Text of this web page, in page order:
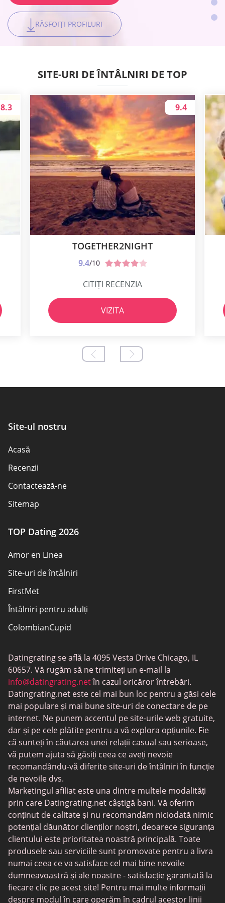
RĂSFOIȚI PROFILURI
RĂSFOIȚI PROFILURI
RĂSFOIȚI PROFILURI
SITE-URI DE ÎNTÂLNIRI DE TOP
8.3
TOGETHER2NIGHT
9.4/10
9.4
CITIȚI RECENZIA
VIZITA
Site-ul nostru
Acasă
Recenzii
Contactează-ne
Sitemap
TOP Dating 2026
Amor en Linea
Site-uri de întâlniri
FirstMet
Întâlniri pentru adulți
ColombianCupid
MeetMindful
Întâlniri BDSM
BBPeopleMeet
Site-uri Sugar Daddy
JPeopleMeet
Întâlniri trans
Întâlniri pentru seniori
MyLOL
Întâlniri gay
Întâlniri lesbiene
Site-uri de întâlniri negre
SugarDaddyMeet
LatinAmericanCupid
CatholicMatch
Datingrating se află la 4095 Vesta Drive Chicago, IL
60657. Vă rugăm să ne trimiteți un e-mail la
info@datingrating.netîn cazul oricăror întrebări.
Datingrating.net este cel mai bun loc pentru a găsi cele
mai populare și mai bune site-uri de conectare de pe
internet. Ne punem accentul pe site-urile web gratuite,
dar și pe cele plătite pentru a vă explora opțiunile. Fie
că sunteți în căutarea unei relații casual sau serioase,
vă putem ajuta să găsiți ceea ce aveți nevoie
recomandându-vă diferite site-uri de întâlniri în funcție
de nevoile dvs.
Marketingul afiliat este una dintre multele modalități
prin care Datingrating.net câștigă bani. Vă oferim
conținut de calitate și nu recomandăm niciodată nimic
potențial dăunător clienților noștri, deoarece siguranța
clientului este prioritatea noastră principală. Toate
produsele sau serviciile sunt promovate pentru a livra
numai ceea ce va satisface cel mai bine nevoile
dumneavoastră și ale noastre - satisfacție garantată la
fiecare clic pe acest site! Pentru mai multe informații
despre modul în care operăm în cadrul acestor linii